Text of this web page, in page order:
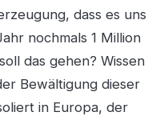
dass es uns
nochmals 1 Million
das gehen? Wissen
Bewältigung dieser
in Europa, der